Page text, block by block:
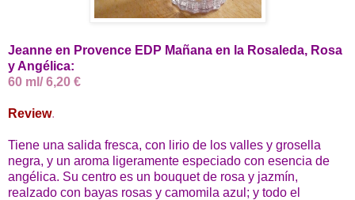
Jeanne en Provence EDP Mañana en la Rosaleda, Rosa
y Angélica:
60 ml/ 6,20 €
Review.
Tiene una salida fresca, con lirio de los valles y grosella
negra, y un aroma ligeramente especiado con esencia de
angélica. Su centro es un bouquet de rosa y jazmín,
realzado con bayas rosas y camomila azul; y todo el